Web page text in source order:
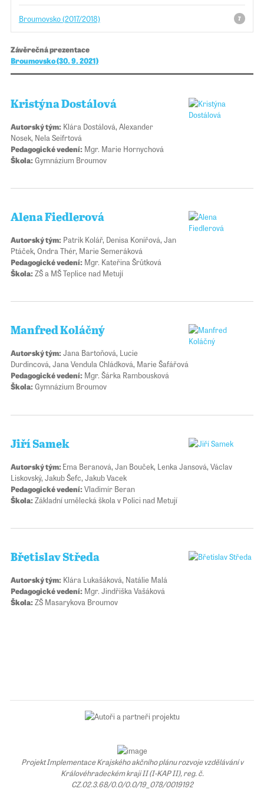
Broumovsko (2017/2018) 7
Závěrečná prezentace
Broumovsko (30. 9. 2021)
Kristýna Dostálová
Autorský tým: Klára Dostálová, Alexander
Nosek, Nela Seifrtová
Pedagogické vedení: Mgr. Marie Hornychová
Škola:Gymnázium Broumov
Alena Fiedlerová
Autorský tým: Patrik Kolář, Denisa Konířová, Jan
Ptáček, Ondra Thér, Marie Semeráková
Pedagogické vedení: Mgr. Kateřina Šrůtková
Škola:ZŠ a MŠ Teplice nad Metují
Manfred Koláčný
Autorský tým:Jana Bartoňová, Lucie
Durdincová, Jana Vendula Chládková, Marie Šafářová
Pedagogické vedení: Mgr. Šárka Rambousková
Škola:Gymnázium Broumov
Jiří Samek
Autorský tým:Ema Beranová, Jan Bouček, Lenka Jansová, Václav
Liskovský, Jakub Šefc, Jakub Vacek
Pedagogické vedení:Vladimír Beran
Škola:Základní umělecká škola v Polici nad Metují
Břetislav Středa
Autorský tým: Klára Lukašáková, Natálie Malá
Pedagogické vedení: Mgr. Jindřiška Vašáková
Škola:ZŠ Masarykova Broumov
Projekt Implementace Krajského akčního plánu rozvoje vzdělávání v
Královéhradeckém kraji II (I-KAP II), reg. č.
CZ.02.3.68/0.0/0.0/19_078/0019192